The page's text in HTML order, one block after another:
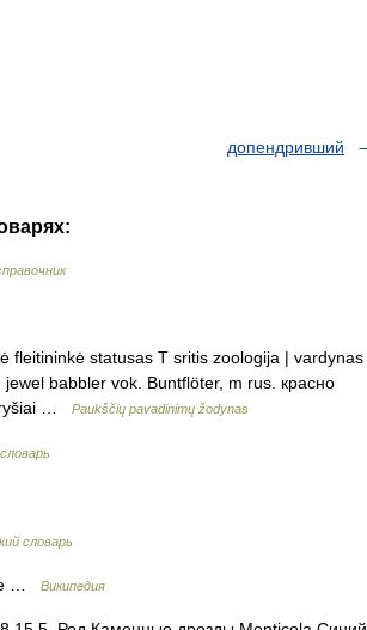
допендривший
fleitininkė statusas T sritis zoologija | vardynas
babbler vok. Buntflöter, m rus. красно
ryšiai …
Paukščių pavadinimų žodynas
словарь
… Википедия